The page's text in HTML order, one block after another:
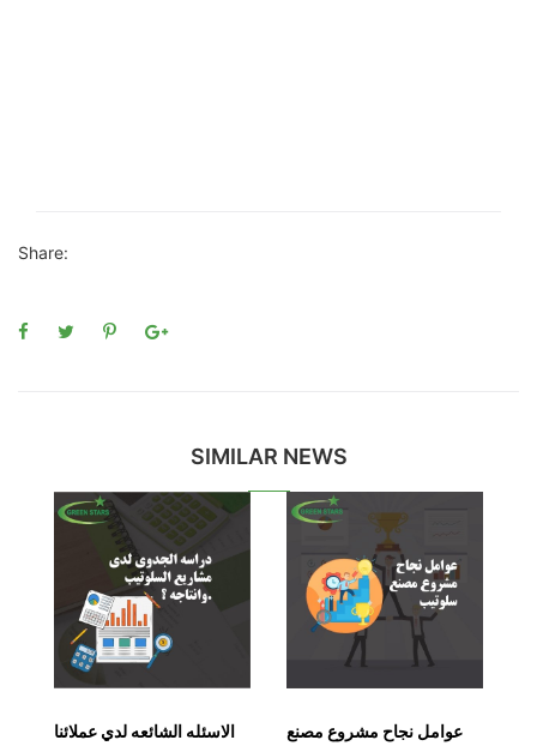
Share:
SIMILAR NEWS
الاسئله الشائعه لدي عملائنا عوامل نجاح مشروع مصنع